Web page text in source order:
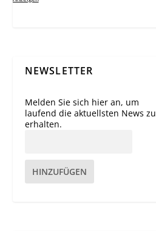
NEWSLETTER
Melden Sie sich hier an, um
laufend die aktuellsten News zu
erhalten.
HINZUFÜGEN